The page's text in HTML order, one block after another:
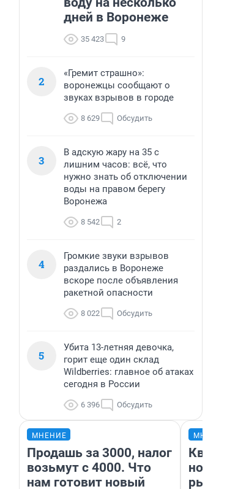
дней в Воронеже
35 423 9
2
«Гремит страшно»:
воронежцы сообщают о
звуках взрывов в городе
8 629 Обсудить
3
В адскую жару на 35 с
лишним часов: всё, что
нужно знать об отключении
воды на правом берегу
Воронежа
8 542 2
4
Громкие звуки взрывов
раздались в Воронеже
вскоре после объявления
ракетной опасности
8 022 Обсудить
5
Убита 13-летняя девочка,
горит еще один склад
Wildberries: главное об атаках
сегодня в России
6 396 Обсудить
МНЕНИЕ
Продашь за 3000, налог
возьмут с 4000. Что
нам готовит новый
но